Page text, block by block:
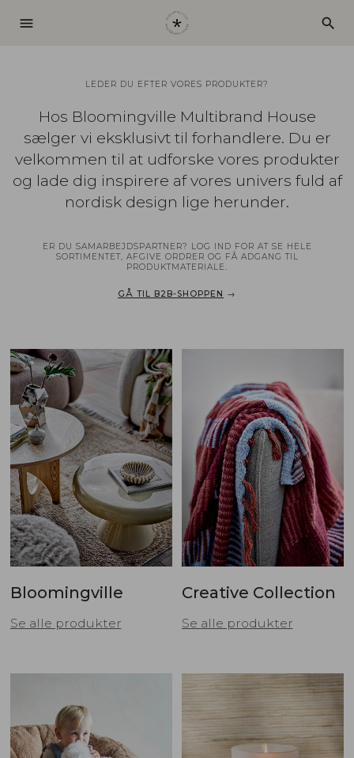
menu search
LEDER DU EFTER VORES PRODUKTER?
Hos Bloomingville Multibrand House
sælger vi eksklusivt til forhandlere. Du er
velkommen til at udforske vores produkter
og lade dig inspirere af vores univers fuld af
nordisk design lige herunder.
ER DU SAMARBEJDSPARTNER? LOG IND FOR AT SE HELE
SORTIMENTET, AFGIVE ORDRER OG FÅ ADGANG TIL
PRODUKTMATERIALE.
GÅ TIL B2B-SHOPPEN →
Bloomingville
Se alle produkter
Creative Collection
Se alle produkter